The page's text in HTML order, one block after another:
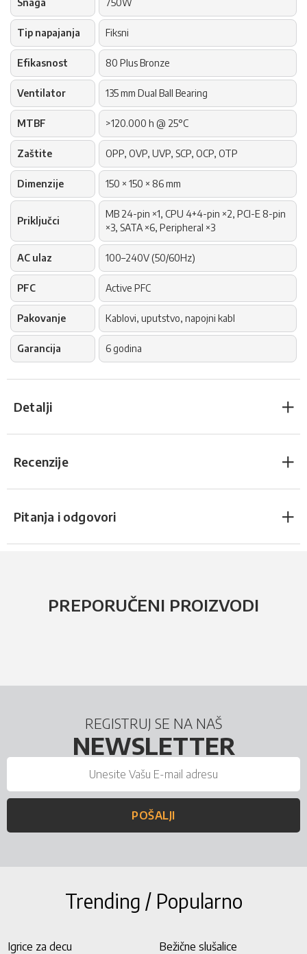
Tip napajanja Fiksni
Efikasnost 80 Plus Bronze
Ventilator 135 mm Dual Ball Bearing
MTBF >120.000 h @ 25°C
Zaštite OPP, OVP, UVP, SCP, OCP, OTP
Dimenzije 150 × 150 × 86 mm
Priključci
MB 24-pin ×1, CPU 4+4-pin ×2, PCI-E 8-pin
×3, SATA ×6, Peripheral ×3
AC ulaz 100–240V (50/60Hz)
PFC Active PFC
Pakovanje Kablovi, uputstvo, napojni kabl
Garancija 6 godina
Detalji
Recenzije
Pitanja i odgovori
PREPORUČENI PROIZVODI
REGISTRUJ SE NA NAŠ
NEWSLETTER
POŠALJI
Trending / Popularno
Igrice za decu
Bežične slušalice